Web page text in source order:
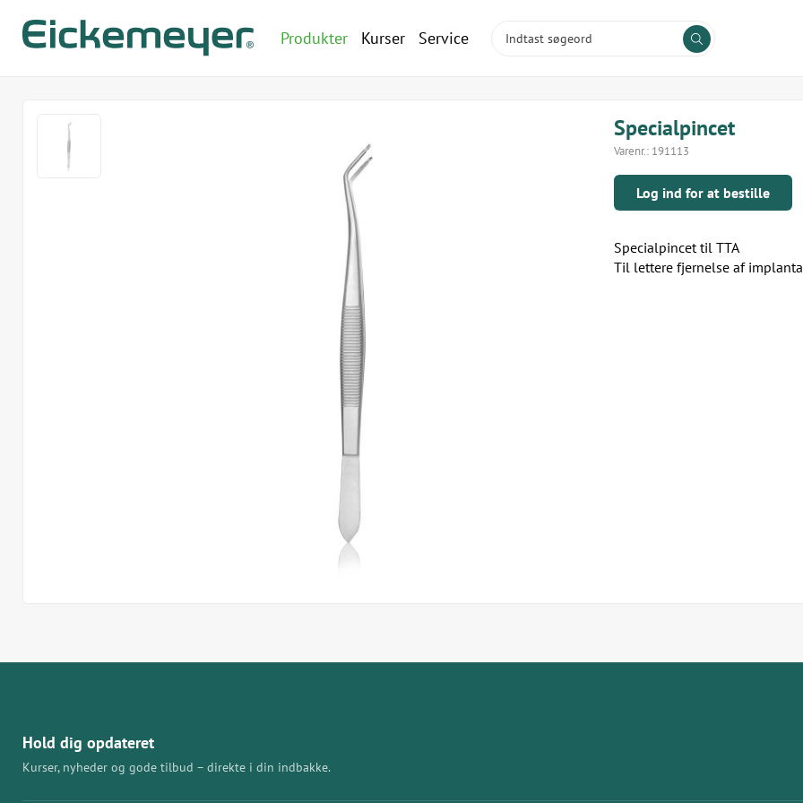
Produkter Kurser Service
Specialpincet
Varenr.: 191113
Log ind for at bestille
Specialpincet til TTA
Til lettere fjernelse af
Hold dig opdateret
Kurser, nyheder og gode tilbud – direkte i din indbakke.